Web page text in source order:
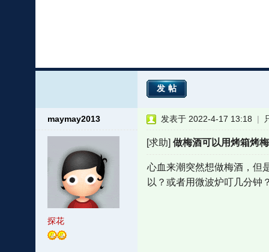
发帖
maymay2013
探花
发表于 2022-4-17 13:18 |
[求助]做梅酒可以用烤箱烤
心血来潮突然想做梅酒，但
以？或者用微波炉叮几分钟